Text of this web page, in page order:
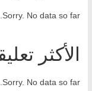
Sorry. No data so far.
الأكثر
Sorry. No data so far.